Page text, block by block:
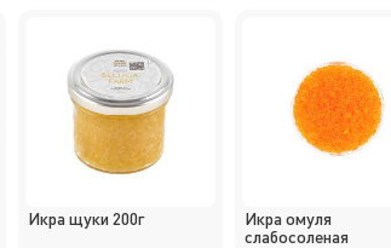
Икра щуки 200г
Икра омуля
слабосоленая